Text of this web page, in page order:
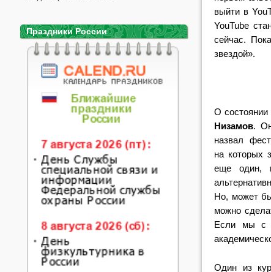
выйти в
YouTube
сейчас.
звездой».
О состоянии
Низамов.
назвал
на которых
еще один,
Но, может
можно
Если мы с
Один из
Праздники России